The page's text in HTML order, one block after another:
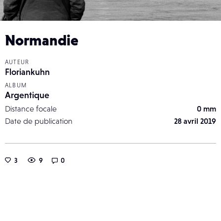
Normandie
AUTEUR
Floriankuhn
ALBUM
Argentique
Distance focale
0 mm
Date de publication
28 avril 2019
3 9 0